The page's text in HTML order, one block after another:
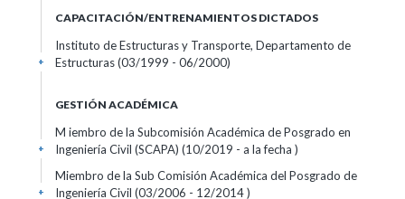
CAPACITACIÓN/ENTRENAMIENTOS DICTADOS
Instituto de Estructuras y Transporte, Departamento de
Estructuras (03/1999 - 06/2000)
+
GESTIÓN ACADÉMICA
M iembro de la Subcomisión Académica de Posgrado en
Ingeniería Civil (SCAPA) (10/2019 - a la fecha )
+
Miembro de la Sub Comisión Académica del Posgrado de
Ingeniería Civil (03/2006 - 12/2014 )
+